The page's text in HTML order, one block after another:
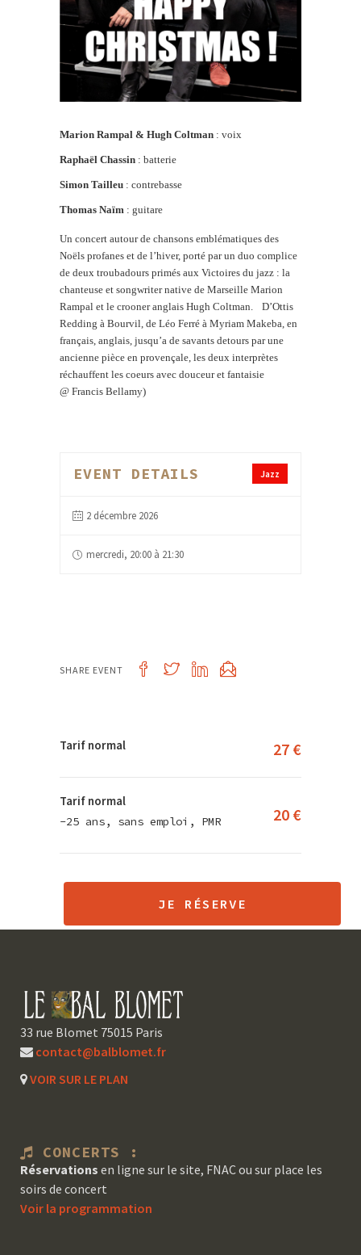
Marion Rampal & Hugh Coltman : voix
Raphaël Chassin : batterie
Simon Tailleu : contrebasse
Thomas Naïm : guitare
Un concert autour de chansons emblématiques des
Noëls profanes et de l’hiver, porté par un duo complice
de deux troubadours primés aux Victoires du jazz : la
chanteuse et songwriter native de Marseille Marion
Rampal et le crooner anglais Hugh Coltman.
D’Ottis
Redding à Bourvil, de Léo Ferré à Myriam Makeba, en
français, anglais, jusqu’a de savants detours par une
ancienne pièce en provençale, les deux interprètes
réchauffent les coeurs avec douceur et fantaisie
@ Francis Bellamy)
Jazz
EVENT DETAILS
2 décembre 2026
mercredi, 20:00 à 21:30
SHARE EVENT
Tarif normal 27 €
Tarif normal
-25 ans, sans emploi, PMR 20 €
JE RÉSERVE
33 rue Blomet 75015 Paris
contact@balblomet.fr
VOIR SUR LE PLAN
CONCERTS :
Réservations en ligne sur le site, FNAC ou sur place les
soirs de concert
Voir la programmation